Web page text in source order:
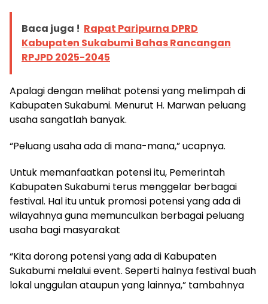
Baca juga ! Rapat Paripurna DPRD
Kabupaten Sukabumi Bahas Rancangan
RPJPD 2025-2045
Apalagi dengan melihat potensi yang melimpah di
Kabupaten Sukabumi. Menurut H. Marwan peluang
usaha sangatlah banyak.
“Peluang usaha ada di mana-mana,” ucapnya.
Untuk memanfaatkan potensi itu, Pemerintah
Kabupaten Sukabumi terus menggelar berbagai
festival. Hal itu untuk promosi potensi yang ada di
wilayahnya guna memunculkan berbagai peluang
usaha bagi masyarakat
“Kita dorong potensi yang ada di Kabupaten
Sukabumi melalui event. Seperti halnya festival buah
lokal unggulan ataupun yang lainnya,” tambahnya